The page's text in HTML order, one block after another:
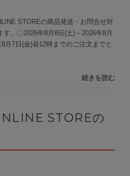
STOREの商品発送・お問合せ対
。〇2026年8月8日(土)～2026年8月
月7日(金)昼12時までのご注文までと
続きを読む
STOREの